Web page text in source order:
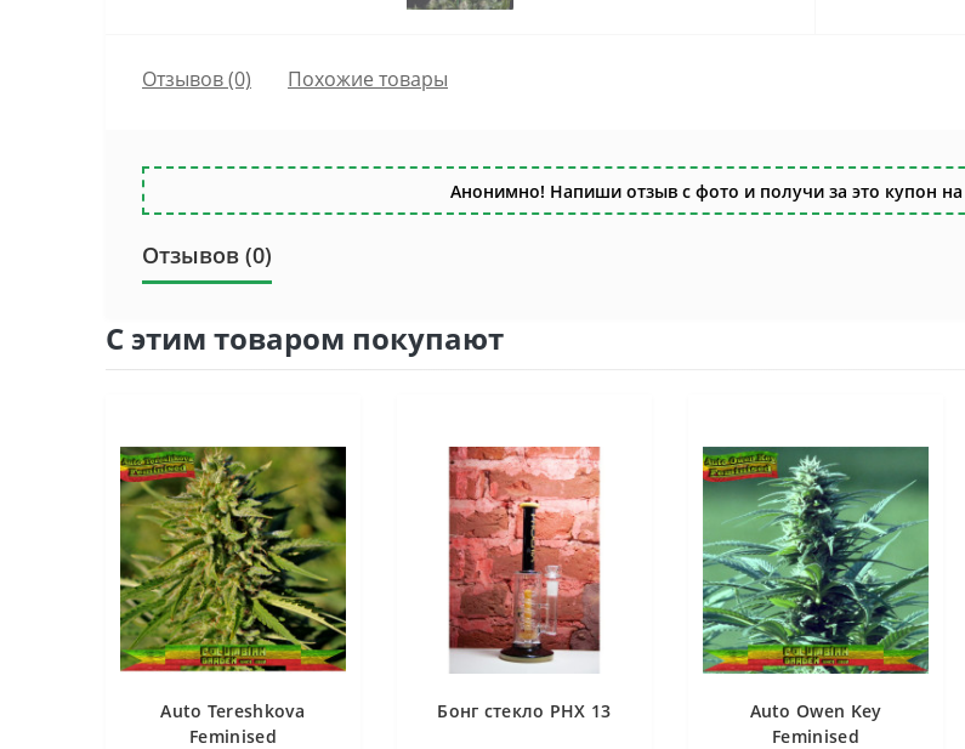
Отзывов (0) Похожие товары
Анонимно! Напиши отзыв с фото и получи за это купон
Отзывов (0)
С этим товаром покупают
Auto Tereshkova
Feminised
Бонг стекло PHX 13
Auto Owen Key
Feminised